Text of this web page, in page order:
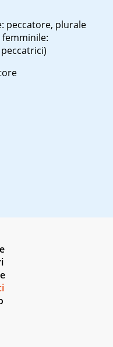
peccatore, plurale